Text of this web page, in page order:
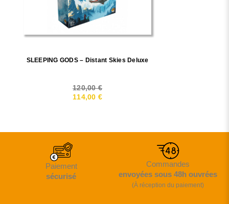
SLEEPING GODS – Distant Skies Deluxe
120,00 €
114,00 €
Paiement
sécurisé
Commandes
envoyées sous 48h ouvrées
(À réception du paiement)